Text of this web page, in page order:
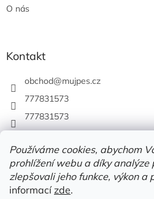
Používáme cookies, abychom
prohlížení webu a díky analýze
zlepšovali jeho funkce, výkon a
informacízde.
O nás
Kontakt
obchod@mujpes.cz
777831573
777831573